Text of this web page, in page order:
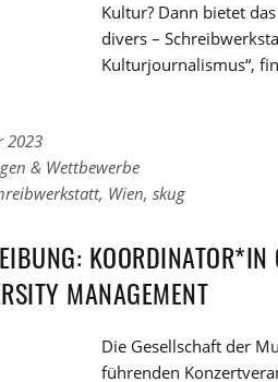
Kultur? Dann bietet
divers –
Kulturjournalismus“,
2023
& Wettbewerbe
, Wien, skug
MANAGEMENT
Die Gesellschaft der
führenden